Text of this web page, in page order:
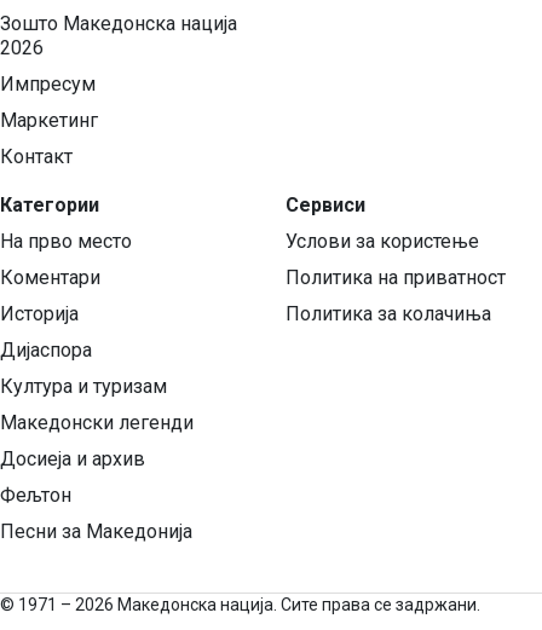
Зошто Македонска нација
2026
Импресум
Маркетинг
Контакт
Категории
На прво место
Коментари
Историја
Дијаспора
Култура и туризам
Македонски легенди
Досиеја и архив
Фељтон
Песни за Македонија
Сервиси
Услови за користење
Политика на приватност
Политика за колачиња
© 1971 – 2026 Македонска нација. Сите права се задржани.